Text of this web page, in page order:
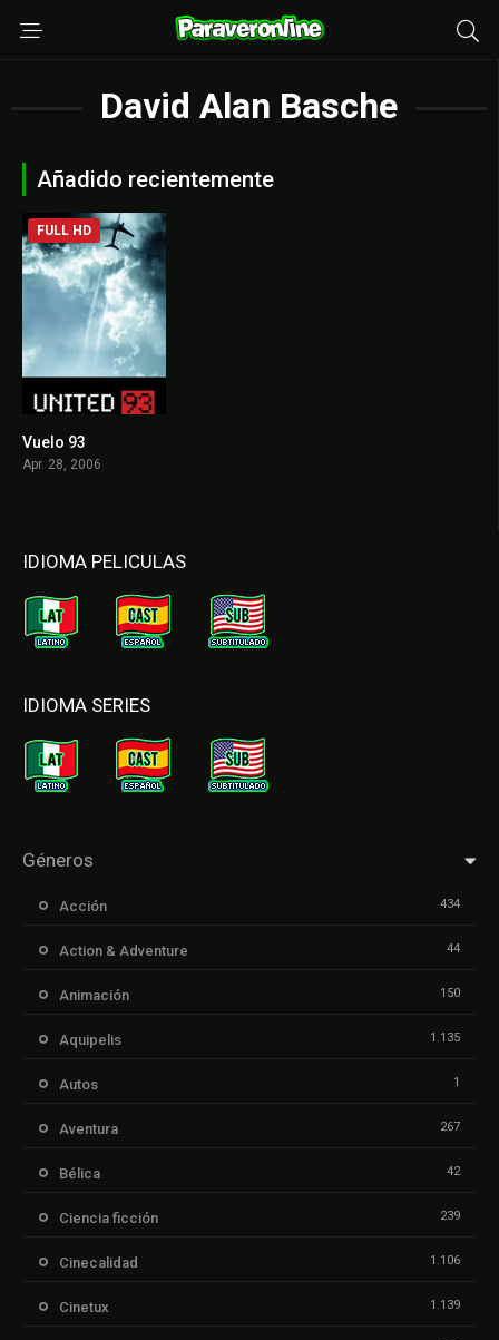
David Alan Basche
Añadido recientemente
FULL HD
Vuelo 93
Apr. 28, 2006
IDIOMA PELICULAS
IDIOMA SERIES
Géneros
Acción 434
Action & Adventure 44
Animación 150
Aquipelis 1.135
Autos 1
Aventura 267
Bélica 42
Ciencia ficción 239
Cinecalidad 1.106
Cinetux 1.139